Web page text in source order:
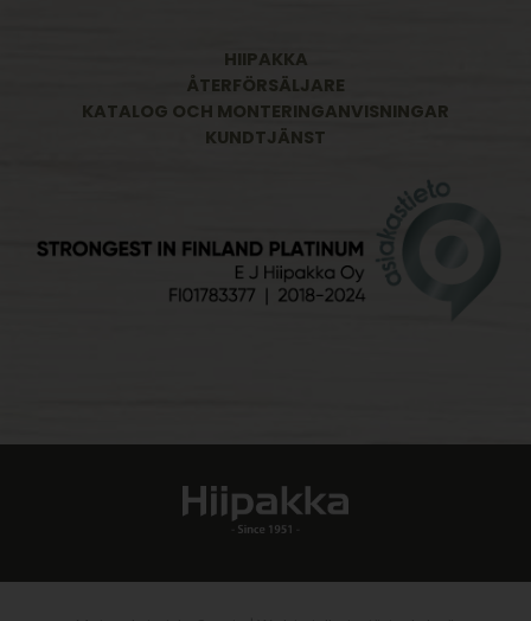
HIIPAKKA
ÅTERFÖRSÄLJARE
KATALOG OCH MONTERINGANVISNINGAR
KUNDTJÄNST